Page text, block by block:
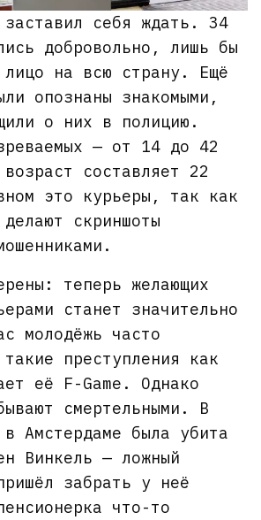
заставил себя ждать. 34
добровольно, лишь бы
лицо на всю страну. Ещё
опознаны знакомыми,
о них в полицию.
— от 14 до 42
составляет 22
это курьеры, так как
скриншоты
теперь желающих
станет значительно
молодёжь часто
такие преступления как
её F-Game. Однако
смертельными. В
Амстердаме была убита
Винкель — ложный
забрать у неё
что-то